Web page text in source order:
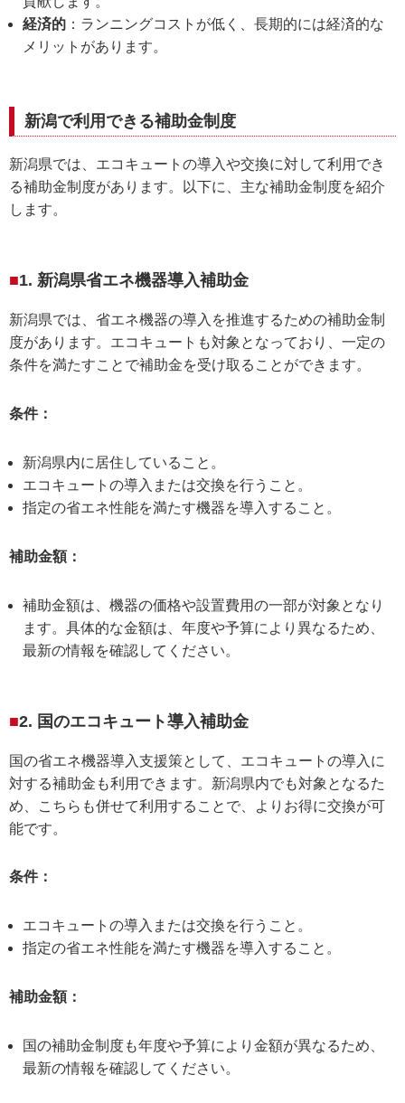
経済的 ：ランニングコストが低く、長期的には経済的な
メリットがあります。
新潟で利用できる補助金制度
新潟県では、エコキュートの導入や交換に対して利用でき
る補助金制度があります。以下に、主な補助金制度を紹介
します。
1. 新潟県省エネ機器導入補助金
新潟県では、省エネ機器の導入を推進するための補助金制
度があります。エコキュートも対象となっており、一定の
条件を満たすことで補助金を受け取ることができます。
条件：
新潟県内に居住していること。
エコキュートの導入または交換を行うこと。
指定の省エネ性能を満たす機器を導入すること。
補助金額：
補助金額は、機器の価格や設置費用の一部が対象となり
ます。具体的な金額は、年度や予算により異なるため、
最新の情報を確認してください。
2. 国のエコキュート導入補助金
国の省エネ機器導入支援策として、エコキュートの導入に
対する補助金も利用できます。新潟県内でも対象となるた
め、こちらも併せて利用することで、よりお得に交換が可
能です。
条件：
エコキュートの導入または交換を行うこと。
指定の省エネ性能を満たす機器を導入すること。
補助金額：
国の補助金制度も年度や予算により金額が異なるため、
最新の情報を確認してください。